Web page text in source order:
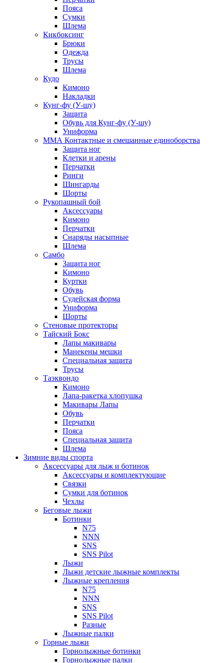
Пояса
Сумки
Шлема
Кикбоксинг
Брюки
Одежда
Трусы
Шлема
Кудо
Кимоно
Накладки
Кунг-фу (У-шу)
Защита
Обувь для Кунг-фу (У-шу)
Униформа
ММА Контактные и смешанные единоборства
Защита ног
Клетки и арены
Перчатки
Ринги
Шингарды
Шорты
Рукопашный бой
Аксессуары
Кимоно
Перчатки
Снаряды насыпные
Шлема
Самбо
Защита ног
Кимоно
Куртки
Обувь
Судейская форма
Униформа
Шорты
Стеновые протекторы
Тайский Бокс
Лапы макивары
Манекены мешки
Специальная защита
Трусы
Таэквондо
Кимоно
Лапа-ракетка хлопушка
Макивары Лапы
Обувь
Перчатки
Пояса
Специальная защита
Шлема
Зимние виды спорта
Аксессуары для лыж и ботинок
Аксессуары и комплектующие
Связки
Сумки для ботинок
Чехлы
Беговые лыжи
Ботинки
N75
NNN
SNS
SNS Pilot
Лыжи
Лыжи детские лыжные комплекты
Лыжные крепления
N75
NNN
SNS
SNS Pilot
Разные
Лыжные палки
Горные лыжи
Горнoлыжные ботинки
Горнолыжные палки